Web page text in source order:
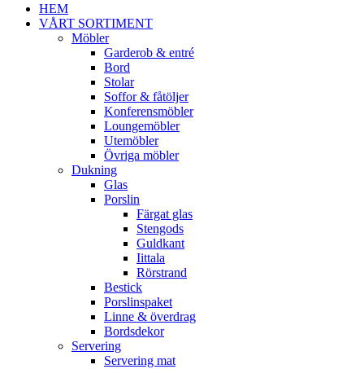
HEM
VÅRT SORTIMENT
Möbler
Garderob & entré
Bord
Stolar
Soffor & fåtöljer
Konferensmöbler
Loungemöbler
Utemöbler
Övriga möbler
Dukning
Glas
Porslin
Färgat glas
Stengods
Guldkant
Iittala
Rörstrand
Bestick
Porslinspaket
Linne & överdrag
Bordsdekor
Servering
Servering mat